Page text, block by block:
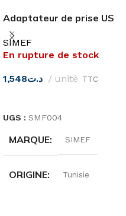
Adaptateur de prise US
vers EU simef
SIMEF
En rupture de stock
د.ت1,548 unité TTC
UGS : SMF004
MARQUE SIMEF
ORIGINE Tunisie